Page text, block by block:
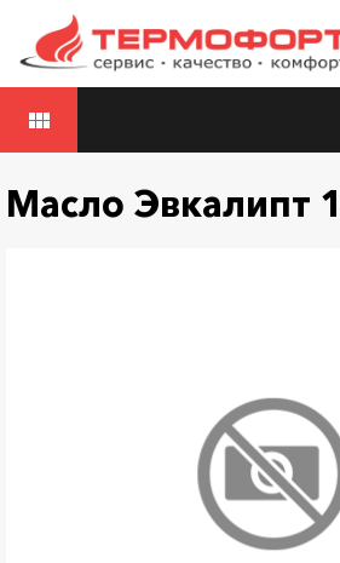
view_module
Масло Эвкалипт